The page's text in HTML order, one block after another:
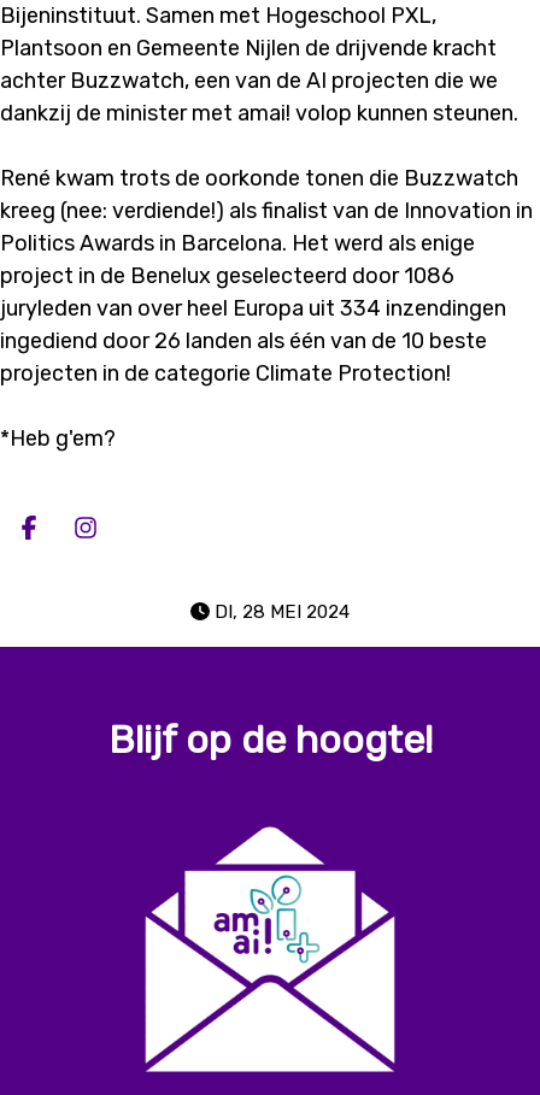
Bijeninstituut. Samen met Hogeschool PXL,
Plantsoon en Gemeente Nijlen de drijvende kracht
achter Buzzwatch, een van de AI projecten die we
dankzij de minister met amai! volop kunnen steunen.
René kwam trots de oorkonde tonen die Buzzwatch
kreeg (nee: verdiende!) als finalist van de Innovation in
Politics Awards in Barcelona. Het werd als enige
project in de Benelux geselecteerd door 1086
juryleden van over heel Europa uit 334 inzendingen
ingediend door 26 landen als één van de 10 beste
projecten in de categorie Climate Protection!
*Heb g'em?
Deel op facebook
Deel op Instagram
DI, 28 MEI 2024
Blijf op de hoogte!